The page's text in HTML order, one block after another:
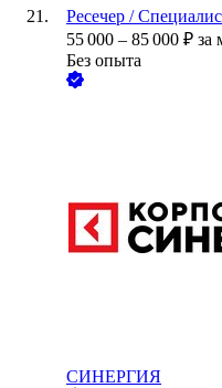
Ресечер /
55 000 – 85 000 ₽ за
Без опыта
СИНЕРГИЯ